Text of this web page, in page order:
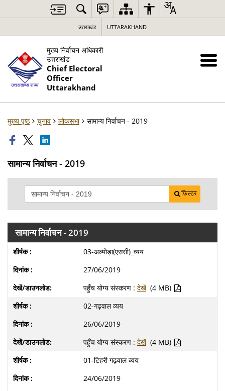
उत्तराखंड UTTARAKHAND
मुख्य निर्वाचन अधिकारी
उत्तराखंड
Chief Electoral
Officer
Uttarakhand
मुख्य पृष्ठ चुनाव लोकसभा सामान्य निर्वाचन - 2019
सामान्य निर्वाचन - 2019
फ़िल्टर
सामान्य निर्वाचन - 2019
03-अल्मोड़ा(एससी)_व्यय
27/06/2019
पहुँच योग्य संस्करण : देखें (4 MB)
02-गढ़वाल व्यय
26/06/2019
पहुँच योग्य संस्करण : देखें (4 MB)
01-टिहरी गढ़वाल व्यय
24/06/2019